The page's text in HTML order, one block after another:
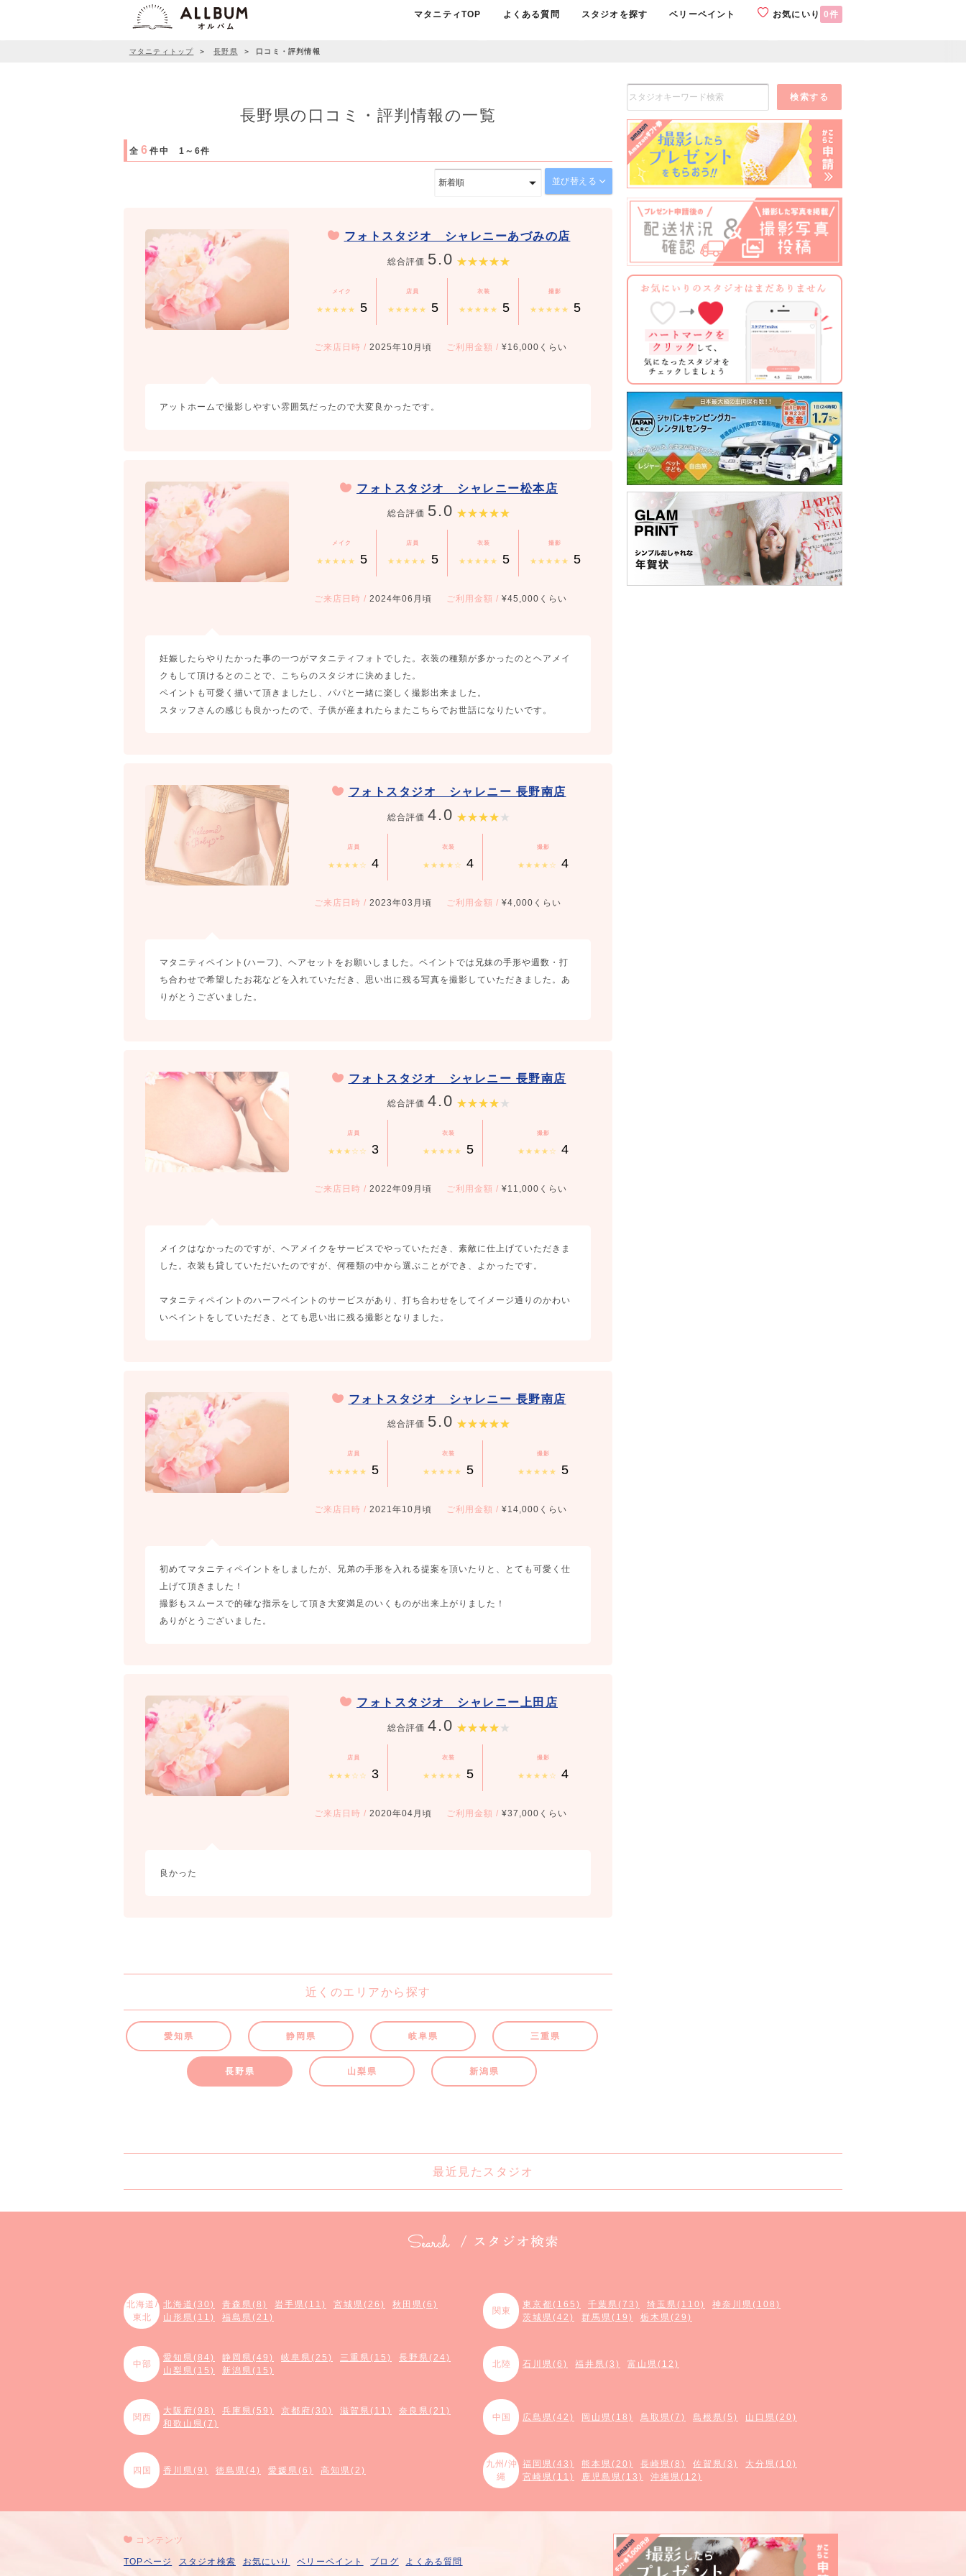
マタニティTOP よくある質問 スタジオを探す ベリーペイント お気にいり 0件
マタニティトップ ＞ 長野県 ＞ 口コミ・評判情報
長野県の口コミ・評判情報の一覧
全 6 件中 1～6件
並び替える
フォトスタジオ シャレニーあづみの店
総合評価 5.0
メイク
★★★★★ 5
店員
★★★★★ 5
衣装
★★★★★ 5
撮影
★★★★★ 5
ご来店日時 / 2025年10月頃 ご利用金額 / ¥16,000くらい
アットホームで撮影しやすい雰囲気だったので大変良かったです。
フォトスタジオ シャレニー松本店
総合評価 5.0
メイク
★★★★★ 5
店員
★★★★★ 5
衣装
★★★★★ 5
撮影
★★★★★ 5
ご来店日時 / 2024年06月頃 ご利用金額 / ¥45,000くらい
妊娠したらやりたかった事の一つがマタニティフォトでした。衣装の種類が多かったのとヘアメイ
クもして頂けるとのことで、こちらのスタジオに決めました。
ペイントも可愛く描いて頂きましたし、パパと一緒に楽しく撮影出来ました。
スタッフさんの感じも良かったので、子供が産まれたらまたこちらでお世話になりたいです。
フォトスタジオ シャレニー 長野南店
総合評価 4.0
店員
★★★★☆ 4
衣装
★★★★☆ 4
撮影
★★★★☆ 4
ご来店日時 / 2023年03月頃 ご利用金額 / ¥4,000くらい
マタニティペイント(ハーフ)、ヘアセットをお願いしました。ペイントでは兄妹の手形や週数・打
ち合わせで希望したお花などを入れていただき、思い出に残る写真を撮影していただきました。あ
りがとうございました。
フォトスタジオ シャレニー 長野南店
総合評価 4.0
店員
★★★☆☆ 3
衣装
★★★★★ 5
撮影
★★★★☆ 4
ご来店日時 / 2022年09月頃 ご利用金額 / ¥11,000くらい
メイクはなかったのですが、ヘアメイクをサービスでやっていただき、素敵に仕上げていただきま
した。衣装も貸していただいたのですが、何種類の中から選ぶことができ、よかったです。
マタニティペイントのハーフペイントのサービスがあり、打ち合わせをしてイメージ通りのかわい
いペイントをしていただき、とても思い出に残る撮影となりました。
フォトスタジオ シャレニー 長野南店
総合評価 5.0
店員
★★★★★ 5
衣装
★★★★★ 5
撮影
★★★★★ 5
ご来店日時 / 2021年10月頃 ご利用金額 / ¥14,000くらい
初めてマタニティペイントをしましたが、兄弟の手形を入れる提案を頂いたりと、とても可愛く仕
上げて頂きました！
撮影もスムースで的確な指示をして頂き大変満足のいくものが出来上がりました！
ありがとうございました。
フォトスタジオ シャレニー上田店
総合評価 4.0
店員
★★★☆☆ 3
衣装
★★★★★ 5
撮影
★★★★☆ 4
ご来店日時 / 2020年04月頃 ご利用金額 / ¥37,000くらい
良かった
近くのエリアから探す
愛知県 静岡県 岐阜県 三重県
長野県 山梨県 新潟県
検索する
最近見たスタジオ
北海道/
東北
北海道(30) 青森県(8) 岩手県(11) 宮城県(26)
秋田県(6)
山形県(11)
福島県(21)
関東
東京都(165) 千葉県(73) 埼玉県(110)
神奈川県(108)
茨城県(42)
群馬県(19) 栃木県(29)
中部
愛知県(84) 静岡県(49) 岐阜県(25) 三重県(15)
長野県(24)
山梨県(15)
新潟県(15)
北陸 石川県(6) 福井県(3) 富山県(12)
関西
大阪府(98) 兵庫県(59) 京都府(30) 滋賀県(11)
奈良県(21)
和歌山県(7)
中国 広島県(42) 岡山県(18) 鳥取県(7) 島根県(5) 山口県(20)
四国 香川県(9) 徳島県(4) 愛媛県(6) 高知県(2)
九州/沖
縄
福岡県(43) 熊本県(20) 長崎県(8) 佐賀県(3)
大分県(10)
宮崎県(11)
鹿児島県(13) 沖縄県(12)
コンテンツ
TOPページ スタジオ検索 お気にいり ベリーペイント ブログ よくある質問